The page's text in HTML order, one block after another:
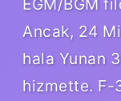
Ancak, 24
hala Yunan
hizmette. F-